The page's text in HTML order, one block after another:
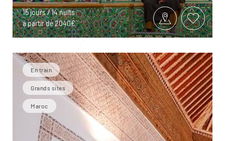
15 jours / 14 nuits
à partir de 2040€
En train
Grands sites
Maroc